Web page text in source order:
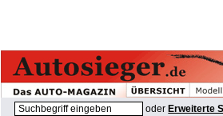
oder Erweiterte